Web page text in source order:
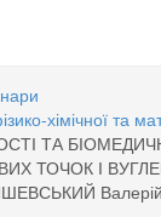
хімічної та
ТА
ТОЧОК І